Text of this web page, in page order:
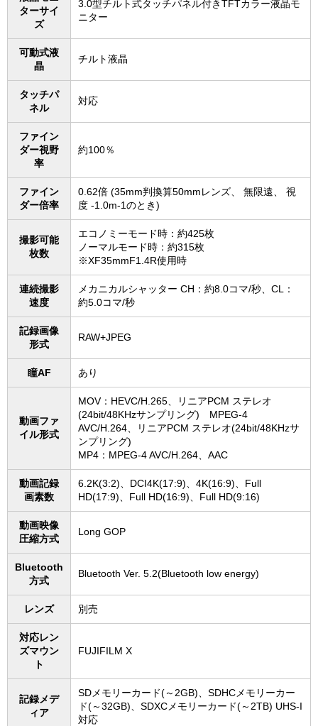
ターサイ
ズ
3.0型チルト式タッチパネル付きTFTカラー液晶モ
ニター
可動式液
晶
チルト液晶
タッチパ
ネル
対応
ファイン
ダー視野
率
約100％
ファイン
ダー倍率
0.62倍 (35mm判換算50mmレンズ、 無限遠、 視
度 -1.0m-1のとき)
撮影可能
枚数
エコノミーモード時：約425枚
ノーマルモード時：約315枚
※XF35mmF1.4R使用時
連続撮影
速度
メカニカルシャッター CH：約8.0コマ/秒、CL：
約5.0コマ/秒
記録画像
形式
RAW+JPEG
瞳AF あり
動画ファ
イル形式
MOV：HEVC/H.265、リニアPCM ステレオ
(24bit/48KHzサンプリング) MPEG-4
AVC/H.264、リニアPCM ステレオ(24bit/48KHzサ
ンプリング)
MP4：MPEG-4 AVC/H.264、AAC
動画記録
画素数
6.2K(3:2)、DCI4K(17:9)、4K(16:9)、Full
HD(17:9)、Full HD(16:9)、Full HD(9:16)
動画映像
圧縮方式
Long GOP
Bluetooth
方式
Bluetooth Ver. 5.2(Bluetooth low energy)
レンズ 別売
対応レン
ズマウン
ト
FUJIFILM X
記録メデ
ィア
SDメモリーカード(～2GB)、SDHCメモリーカー
ド(～32GB)、SDXCメモリーカード(～2TB) UHS-I
対応